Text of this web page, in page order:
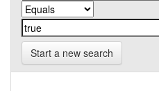
Start a new search